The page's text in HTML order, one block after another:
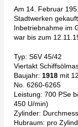
Am 14. Februar
Stadtwerken
Inbetriebnahme im
war bis zum
Typ: S6V 45/42
Viertakt
Baujahr: 1918 mit
No. 6260-6265
Leistung: 700 PSe
450 U/min)
Zylinder:
Hubraum: pro